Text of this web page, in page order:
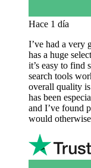
Hace 1 día
I’ve had a very
has a huge
it’s easy to find
search tools
overall quality
has been
and I’ve found
would